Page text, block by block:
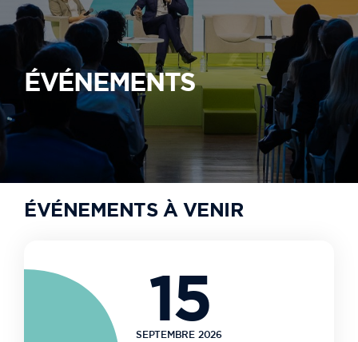
ÉVÉNEMENTS
ÉVÉNEMENTS À VENIR
15
SEPTEMBRE 2026